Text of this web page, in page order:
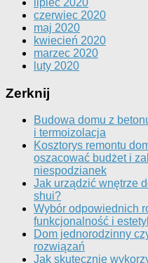
czerwiec 2020
maj 2020
kwiecień 2020
marzec 2020
luty 2020
Zerknij
Budowa domu z
i termoizolacja
Kosztorys remontu
oszacować budżet i
niespodzianek
Jak urządzić wnętrze
shui?
Wybór odpowiednich
funkcjonalność i
Dom jednorodzinny
rozwiązań
Jak skutecznie